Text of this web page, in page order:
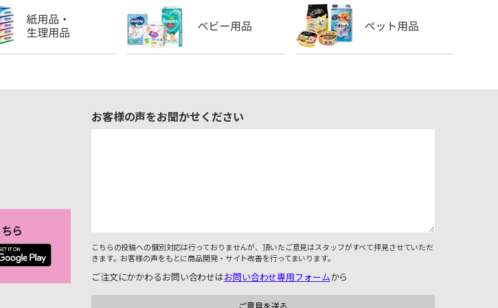
ら
お客様の声をお聞かせください
こちらの投稿への個別対応は行っておりませんが、頂いたご意見はスタッフがすべて拝見させていただ
きます。お客様の声をもとに商品開発・サイト改善を行ってまいります。
ご注文にかかわるお問い合わせはお問い合わせ専用フォームから